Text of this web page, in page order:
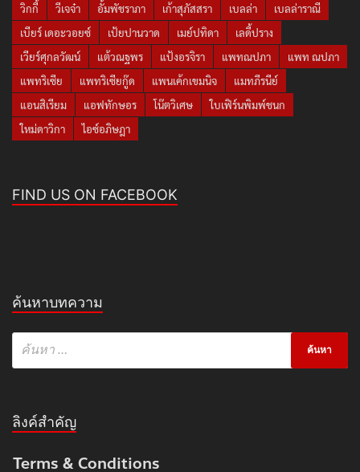
วิกกี้
วีเจจ๋า อั้มพัชราภา เก้าสุภัสสรา เบลล่า
เบลล่าราณี
เบียร์ เดอะวอยซ์
เป้ยปานวาด เมย์ปทิดา
เลดี้ปราง
เวียร์ศุกลวัฒน์
แต้วณฐพร แป้งอรจิรา แพทณปภา
แพท ณปภา
แพทริเซีย
แพทริเซียกู๊ด แพนเค้กเขมนิจ
แมทภีรนีย์
แอนสิเรียม
แอฟทักษอร โน๊ตวิเศษ
ใบเฟิร์นพิมพ์ชนก
ใหม่ดาวิกา
ไอซ์อภิษฎา
FIND US ON FACEBOOK
ค้นหาบทความ
ลิงค์สำคัญ
Terms & Conditions